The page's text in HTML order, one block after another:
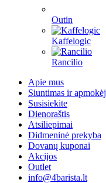
Outin
Kaffelogic
Rancilio
Apie mus
Siuntimas ir
Susisiekite
Dienoraštis
Atsiliepimai
Didmeninė prekyba
Dovanų kuponai
Akcijos
Outlet
info@4barista.lt